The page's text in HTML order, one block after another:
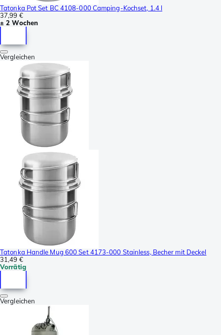
Tatonka Pot Set BC 4108-000 Camping-Kochset, 1.4 l
37,99 €
± 2 Wochen
Vergleichen
Tatonka Handle Mug 600 Set 4173-000 Stainless, Becher mit Deckel
31,49 €
Vorrätig
Vergleichen